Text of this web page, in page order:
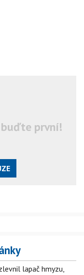
první!
lapač hmyzu,